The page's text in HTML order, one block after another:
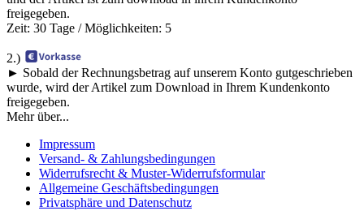
freigegeben.
Zeit: 30 Tage / Möglichkeiten: 5
2.)
► Sobald der Rechnungsbetrag auf unserem Konto gutgeschrieben
wurde, wird der Artikel zum Download in Ihrem Kundenkonto
freigegeben.
Mehr über...
Impressum
Versand- & Zahlungsbedingungen
Widerrufsrecht & Muster-Widerrufsformular
Allgemeine Geschäftsbedingungen
Privatsphäre und Datenschutz